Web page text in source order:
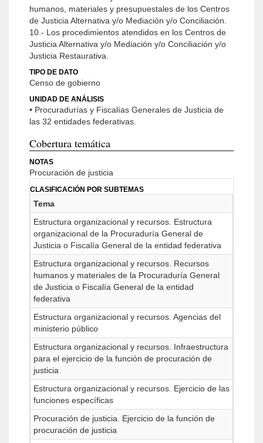
humanos, materiales y presupuestales de los Centros
de Justicia Alternativa y/o Mediación y/o Conciliación.
10.- Los procedimientos atendidos en los Centros de
Justicia Alternativa y/o Mediación y/o Conciliación y/o
Justicia Restaurativa.
TIPO DE DATO
Censo de gobierno
UNIDAD DE ANÁLISIS
• Procuradurías y Fiscalías Generales de Justicia de
las 32 entidades federativas.
Cobertura temática
NOTAS
Procuración de justicia
CLASIFICACIÓN POR SUBTEMAS
Tema
Estructura organizacional y recursos. Estructura
organizacional de la Procuraduría General de
Justicia o Fiscalía General de la entidad federativa
Estructura organizacional y recursos. Recursos
humanos y materiales de la Procuraduría General
de Justicia o Fiscalía General de la entidad
federativa
Estructura organizacional y recursos. Agencias del
ministerio público
Estructura organizacional y recursos. Infraestructura
para el ejercicio de la función de procuración de
justicia
Estructura organizacional y recursos. Ejercicio de las
funciones específicas
Procuración de justicia. Ejercicio de la función de
procuración de justicia